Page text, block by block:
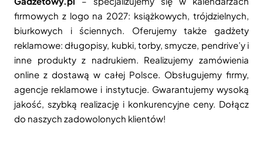
firmowych z logo na 2027: książkowych, trójdzielnych,
biurkowych i ściennych. Oferujemy także gadżety
reklamowe: długopisy, kubki, torby, smycze, pendrive’y i
inne produkty z nadrukiem. Realizujemy zamówienia
online z dostawą w całej Polsce. Obsługujemy firmy,
agencje reklamowe i instytucje. Gwarantujemy wysoką
jakość, szybką realizację i konkurencyjne ceny. Dołącz
do naszych zadowolonych klientów!